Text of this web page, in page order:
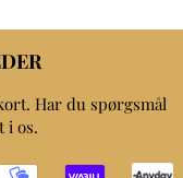
Har du spørgsmål
i os.